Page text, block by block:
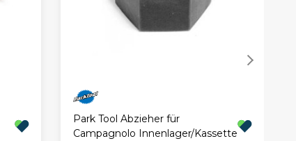
Park Tool Abzieher für
Campagnolo Innenlager/Kassette